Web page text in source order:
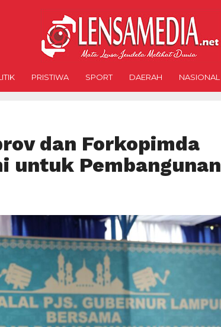
PRISTIWA SPORT DAERAH NASIONAL
dan Forkopimda
untuk Pembangunan